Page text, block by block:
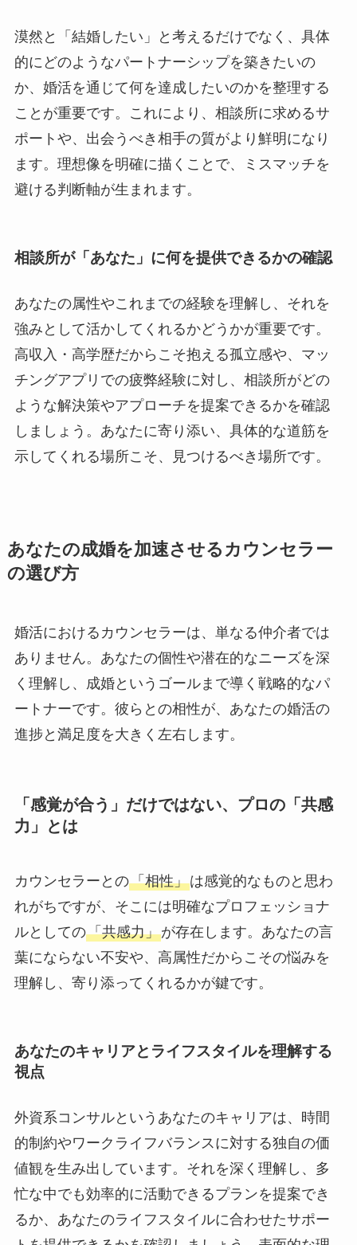
漠然と「結婚したい」と考えるだけでなく、具体
的にどのようなパートナーシップを築きたいの
か、婚活を通じて何を達成したいのかを整理する
ことが重要です。これにより、相談所に求めるサ
ポートや、出会うべき相手の質がより鮮明になり
ます。理想像を明確に描くことで、ミスマッチを
避ける判断軸が生まれます。
相談所が「あなた」に何を提供できるかの確認
あなたの属性やこれまでの経験を理解し、それを
強みとして活かしてくれるかどうかが重要です。
高収入・高学歴だからこそ抱える孤立感や、マッ
チングアプリでの疲弊経験に対し、相談所がどの
ような解決策やアプローチを提案できるかを確認
しましょう。あなたに寄り添い、具体的な道筋を
示してくれる場所こそ、見つけるべき場所です。
あなたの成婚を加速させるカウンセラー
の選び方
婚活におけるカウンセラーは、単なる仲介者では
ありません。あなたの個性や潜在的なニーズを深
く理解し、成婚というゴールまで導く戦略的なパ
ートナーです。彼らとの相性が、あなたの婚活の
進捗と満足度を大きく左右します。
「感覚が合う」だけではない、プロの「共感
力」とは
カウンセラーとの「相性」は感覚的なものと思わ
れがちですが、そこには明確なプロフェッショナ
ルとしての「共感力」が存在します。あなたの言
葉にならない不安や、高属性だからこその悩みを
理解し、寄り添ってくれるかが鍵です。
あなたのキャリアとライフスタイルを理解する
視点
外資系コンサルというあなたのキャリアは、時間
的制約やワークライフバランスに対する独自の価
値観を生み出しています。それを深く理解し、多
忙な中でも効率的に活動できるプランを提案でき
るか、あなたのライフスタイルに合わせたサポー